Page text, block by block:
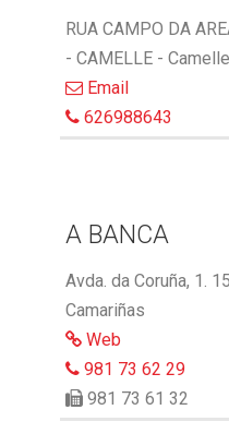
RUA CAMPO DA
- CAMELLE - Camelle
Email
626988643
A BANCA
Avda. da Coruña, 1.
Camariñas
Web
981 73 62 29
981 73 61 32